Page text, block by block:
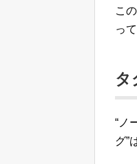
こ
っ
タ
“ノ
グ”